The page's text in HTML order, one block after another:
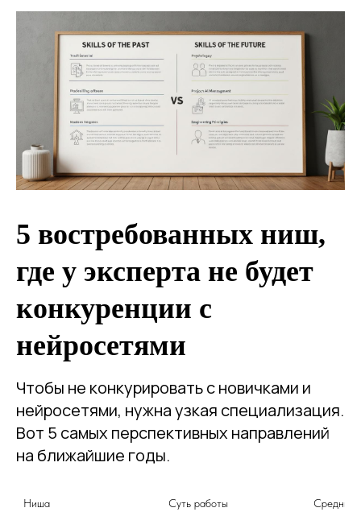
5 востребованных ниш,
где у эксперта не будет
конкуренции с
нейросетями
Чтобы не конкурировать с новичками и
нейросетями, нужна узкая специализация.
Вот 5 самых перспективных направлений
на ближайшие годы.
Ниша Суть работы Средний